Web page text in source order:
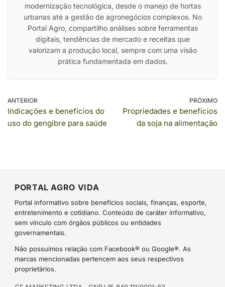
modernização tecnológica, desde o manejo de hortas
urbanas até a gestão de agronegócios complexos. No
Portal Agro, compartilho análises sobre ferramentas
digitais, tendências de mercado e receitas que
valorizam a produção local, sempre com uma visão
prática fundamentada em dados.
ANTERIOR
Indicações e benefícios do
uso do gengibre para saúde
PRÓXIMO
Propriedades e benefícios
da soja na alimentação
PORTAL AGRO VIDA
Portal informativo sobre benefícios sociais, finanças, esporte,
entretenimento e cotidiano. Conteúdo de caráter informativo,
sem vínculo com órgãos públicos ou entidades
governamentais.
Não possuímos relação com Facebook® ou Google®. As
marcas mencionadas pertencem aos seus respectivos
proprietários.